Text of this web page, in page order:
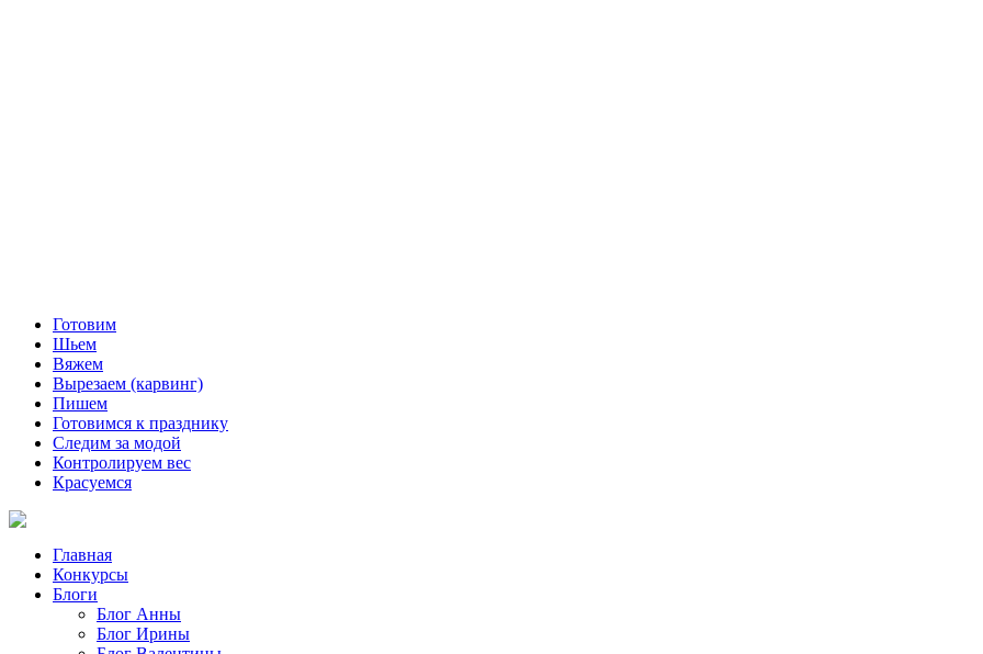
Готовим
Шьем
Вяжем
Вырезаем (карвинг)
Пишем
Готовимся к празднику
Следим за модой
Контролируем вес
Красуемся
Главная
Конкурсы
Блоги
Блог Анны
Блог Ирины